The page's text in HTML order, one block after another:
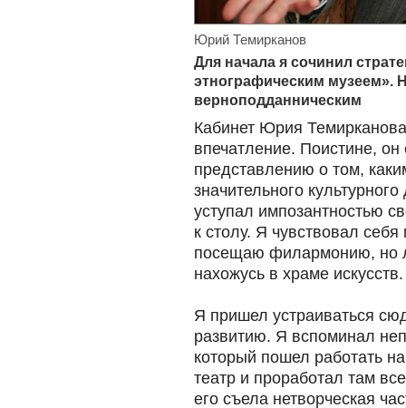
Юрий Темирканов
Для начала я сочинил
этнографическим музеем».
верноподданническим
Кабинет Юрия
впечатление. Поистине,
представлению о том,
значительного
уступал импозантностью
к столу. Я чувствовал
посещаю филармонию, но
нахожусь в храме
Я пришел устраиваться
развитию. Я вспоминал
который пошел работать
театр и проработал там
его съела нетворческая